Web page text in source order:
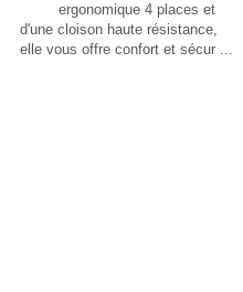
ergonomique 4 places et
d'une cloison haute résistance,
elle vous offre confort et sécur ...